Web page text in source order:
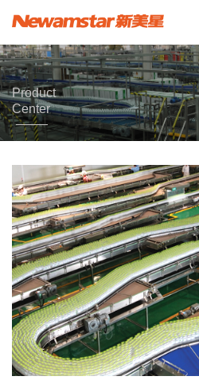
Product
Center